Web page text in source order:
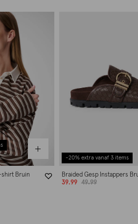
shirt Bruin
-20% extra vanaf 3 items
Braided Gesp Instappers
39.99
49.99